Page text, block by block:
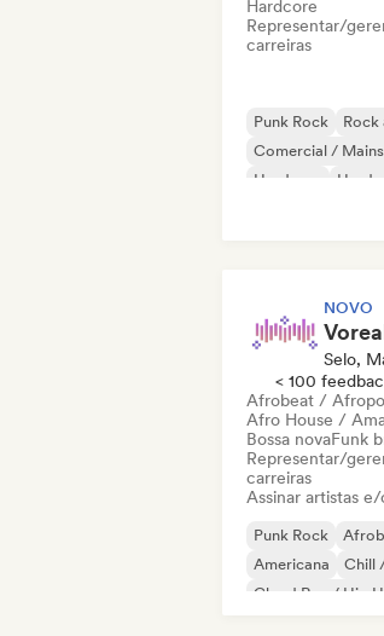
Hardcore
Representar/
carreiras
Punk Rock
Rock
Comercial /
Hardcore
Hard
NOVO
Selo,
< 100
Afrobeat /
Afro House /
Bossa novaFunk
Representar/
carreiras
Assinar artistas
Punk Rock
Americana
Chill
Cloud Rap / Hip